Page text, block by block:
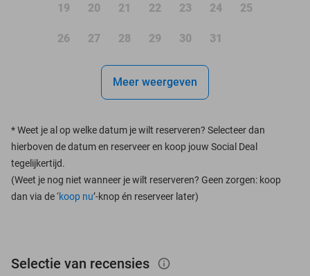
19 20 21 22 23 24 25
26 27 28 29 30 31
Meer weergeven
*Weet je al op welke datum je wilt reserveren? Selecteer dan
hierboven de datum en reserveer en koop jouw Social Deal
tegelijkertijd.
(Weet je nog niet wanneer je wilt reserveren? Geen zorgen: koop
dan via de ‘koop nu’-knop én reserveer later)
Selectie van recensies info_outlined